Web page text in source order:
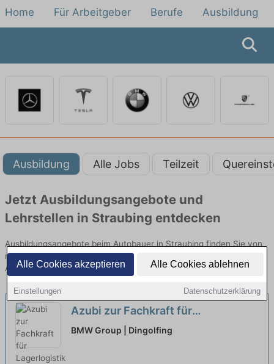
Alle Cookies akzeptieren Alle Cookies ablehnen
Einstellungen Datenschutzerklärung
Home Für Arbeitgeber Berufe Ausbildung
Ausbildung Alle Jobs Teilzeit
Jetzt Ausbildungsangebote und
Lehrstellen in Straubing entdecken
Ausbildungsangebote beim Autobauer in Straubing finden Sie von
namhaften Firmen. Entdecken Sie freie Optionen von Top-
Arbeitgebern und bewerben Sie sich noch heute.
Azubi zur Fachkraft für
Lagerlogistik (w/m/x) im Werk [46
BMW Group | Dingolfing